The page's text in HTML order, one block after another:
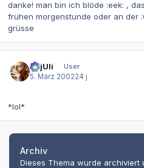
danke! man bin ich blöde :eek: ,
frühen morgenstunde oder an der
grüsse
gajUli
User
5. März 200224 j
*lol*
Archiv
Dieses Thema wurde archiviert